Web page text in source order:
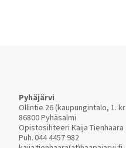
Pyhäjärvi
Ollintie 26 (kaupungintalo, 1.
86800 Pyhäsalmi
Opistosihteeri Kaija Tienhaara
Puh.044 4457 982